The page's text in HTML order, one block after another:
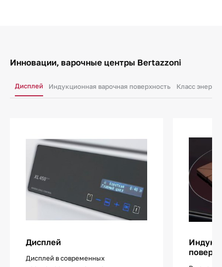
Инновации, варочные центры Bertazzoni
Дисплей Индукционная варочная поверхность Класс
Дисплей
Дисплей в современных